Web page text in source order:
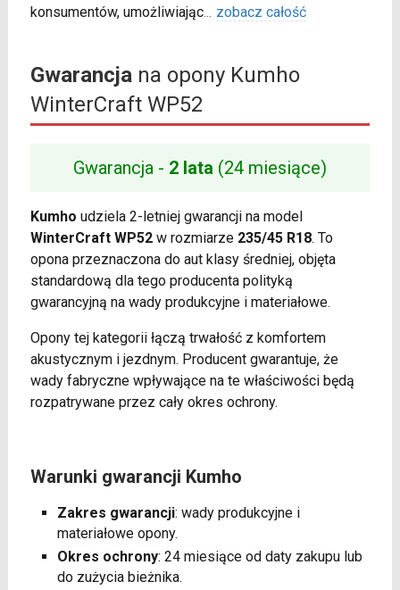
konsumentów, umożliwiając... zobacz całość
Gwarancjana opony Kumho
WinterCraft WP52
Gwarancja - 2 lata (24 miesiące)
Kumho udziela 2-letniej gwarancji na model
WinterCraft WP52w rozmiarze 235/45 R18. To
opona przeznaczona do aut klasy średniej, objęta
standardową dla tego producenta polityką
gwarancyjną na wady produkcyjne i materiałowe.
Opony tej kategorii łączą trwałość z komfortem
akustycznym i jezdnym. Producent gwarantuje, że
wady fabryczne wpływające na te właściwości będą
rozpatrywane przez cały okres ochrony.
Warunki gwarancji Kumho
Zakres gwarancji: wady produkcyjne i
materiałowe opony.
Okres ochrony: 24 miesiące od daty zakupu lub
do zużycia bieżnika.